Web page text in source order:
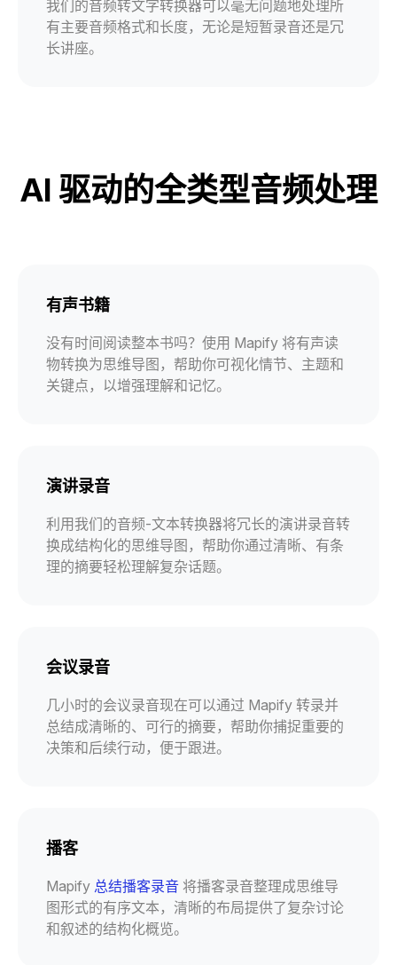
我们的音频转文字转换器可以毫无问题地处理所
有主要音频格式和长度，无论是短暂录音还是冗
长讲座。
AI 驱动的全类型音频处理
有声书籍
没有时间阅读整本书吗？使用 Mapify 将有声读
物转换为思维导图，帮助你可视化情节、主题和
关键点，以增强理解和记忆。
演讲录音
利用我们的音频-文本转换器将冗长的演讲录音转
换成结构化的思维导图，帮助你通过清晰、有条
理的摘要轻松理解复杂话题。
会议录音
几小时的会议录音现在可以通过 Mapify 转录并
总结成清晰的、可行的摘要，帮助你捕捉重要的
决策和后续行动，便于跟进。
播客
Mapify 总结播客录音 将播客录音整理成思维导
图形式的有序文本，清晰的布局提供了复杂讨论
和叙述的结构化概览。